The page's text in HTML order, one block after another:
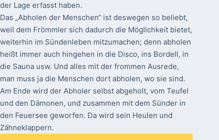
der Lage erfasst haben.
Das „Abholen der Menschen“ ist deswegen so beliebt,
weil dem Frömmler sich dadurch die Möglichkeit bietet,
weiterhin im Sündenleben mitzumachen; denn abholen
heißt immer auch hingehen in die Disco, ins Bordell, in
die Sauna usw. Und alles mit der frommen Ausrede,
man muss ja die Menschen dort abholen, wo sie sind.
Am Ende wird der Abholer selbst abgeholt, vom Teufel
und den Dämonen, und zusammen mit dem Sünder in
den Feuersee geworfen. Da wird sein Heulen und
Zähneklappern.